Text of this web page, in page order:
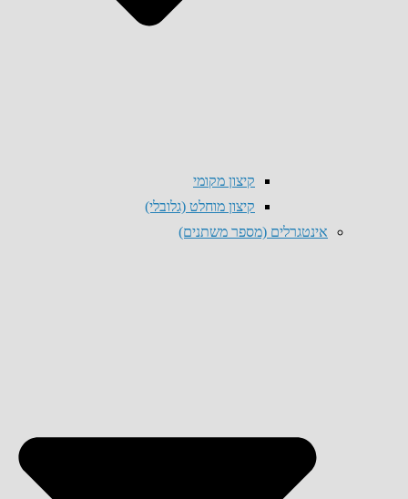
קיצון מקומי
קיצון מוחלט (גלובלי)
אינטגרלים (מספר משתנים)